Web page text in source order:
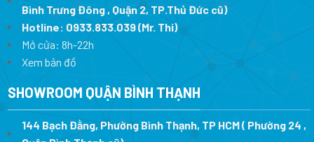
Bình Trưng Đông , Quận 2, TP.Thủ Đức cũ)
Hotline: 0933.833.039(Mr. Thi)
Mở cửa: 8h-22h
Xem bản đồ
SHOWROOM QUẬN BÌNH THẠNH
144 Bạch Đằng, Phường Bình Thạnh, TP HCM ( Phường 24 ,